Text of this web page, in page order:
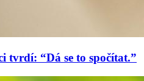
tvrdí: “Dá se to spočítat.”